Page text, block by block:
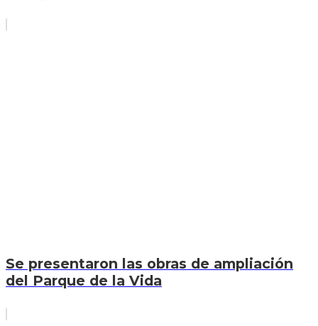
Se presentaron las obras de ampliación
del Parque de la Vida